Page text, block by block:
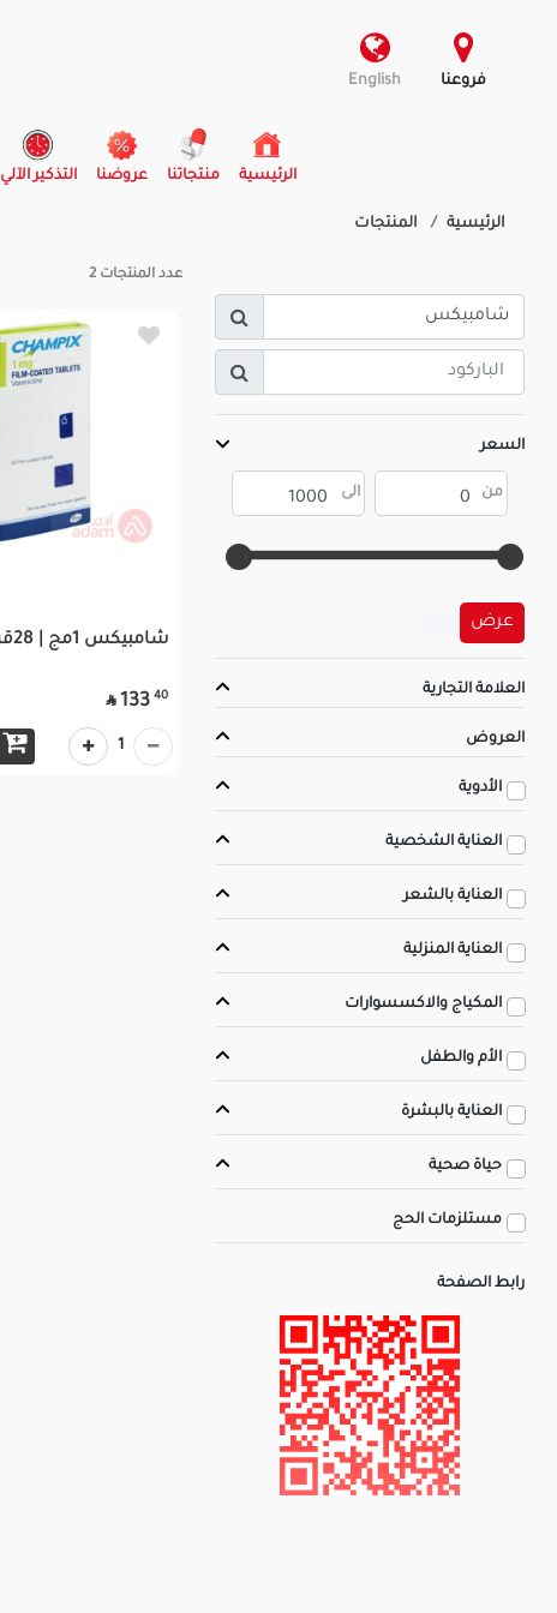
فروعنا English
الرئيسية
(current) منتجاتنا عروضنا التذكير الآلي
الرئيسية المنتجات
السعر
عرض
العلامة التجارية
العروض
الأدوية
العناية الشخصية
العناية بالشعر
العناية المنزلية
المكياج والاكسسوارات
الأم والطفل
العناية بالبشرة
حياة صحية
مستلزمات الحج
رابط الصفحة
عدد المنتجات 2
شامبيكس 1مج | 28قرص
40
133

1